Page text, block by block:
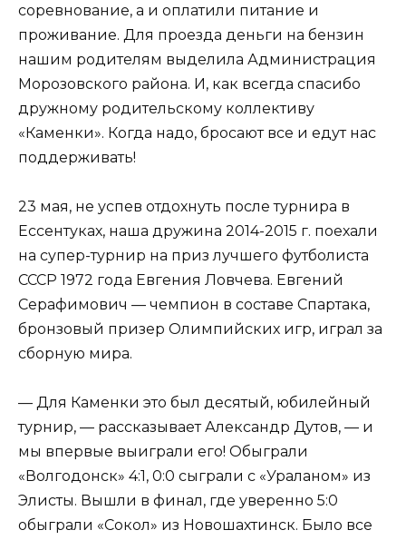
соревнование, а и оплатили питание и
проживание. Для проезда деньги на бензин
нашим родителям выделила Администрация
Морозовского района. И, как всегда спасибо
дружному родительскому коллективу
«Каменки». Когда надо, бросают все и едут нас
поддерживать!
23 мая, не успев отдохнуть после турнира в
Ессентуках, наша дружина 2014-2015 г. поехали
на супер-турнир на приз лучшего футболиста
СССР 1972 года Евгения Ловчева. Евгений
Серафимович — чемпион в составе Спартака,
бронзовый призер Олимпийских игр, играл за
сборную мира.
— Для Каменки это был десятый, юбилейный
турнир, — рассказывает Александр Дутов, — и
мы впервые выиграли его! Обыграли
«Волгодонск» 4:1, 0:0 сыграли с «Ураланом» из
Элисты. Вышли в финал, где уверенно 5:0
обыграли «Сокол» из Новошахтинск. Было все